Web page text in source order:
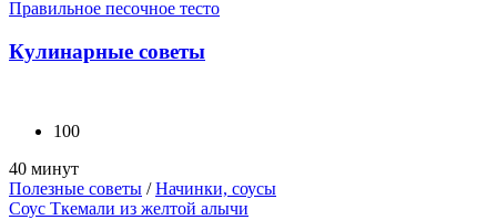
Правильное песочное тесто
Кулинарные советы
100
40 минут
Полезные советы /Начинки, соусы
Соус Ткемали из желтой алычи